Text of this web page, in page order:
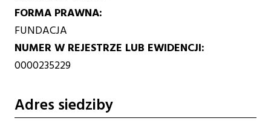
FORMA PRAWNA
FUNDACJA
NUMER W REJESTRZE LUB EWIDENCJI
0000235229
Adres siedziby